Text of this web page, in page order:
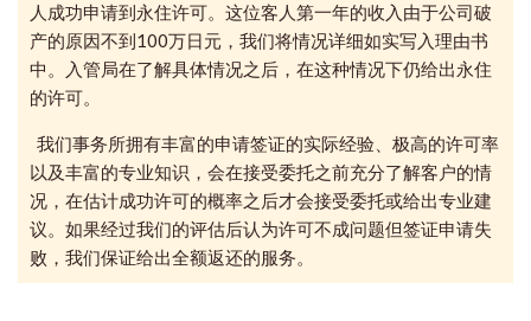
人成功申请到永住许可。这位客人第一年的收入由于公司破
产的原因不到100万日元，我们将情况详细如实写入理由书
中。入管局在了解具体情况之后，在这种情况下仍给出永住
的许可。
我们事务所拥有丰富的申请签证的实际经验、极高的许可率
以及丰富的专业知识，会在接受委托之前充分了解客户的情
况，在估计成功许可的概率之后才会接受委托或给出专业建
议。如果经过我们的评估后认为许可不成问题但签证申请失
败，我们保证给出全额返还的服务。